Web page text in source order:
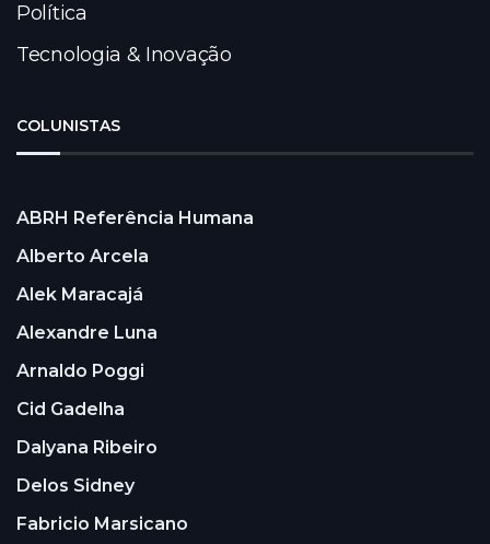
Política
Tecnologia & Inovação
COLUNISTAS
ABRH Referência Humana
Alberto Arcela
Alek Maracajá
Alexandre Luna
Arnaldo Poggi
Cid Gadelha
Dalyana Ribeiro
Delos Sidney
Fabricio Marsicano